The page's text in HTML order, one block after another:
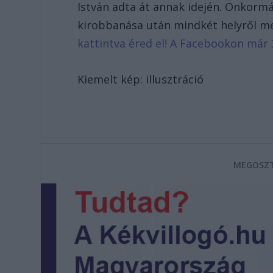
István adta át annak idején.
kirobbanása után mindkét helyről
kattintva éred el! A Facebookon
Kiemelt kép: illusztráció